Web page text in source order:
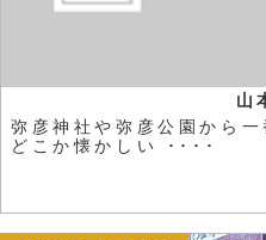
山
弥彦神社や弥彦公園から一
どこか懐かしい ････